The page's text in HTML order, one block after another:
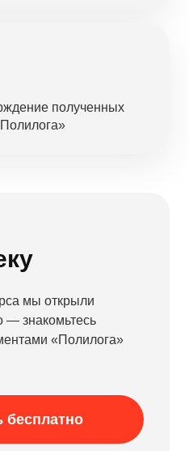
полученных
мы открыли
— знакомьтесь
«Полилога»
бесплатно